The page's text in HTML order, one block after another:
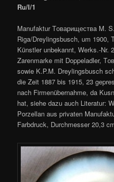
Ru/I/1
Manufaktur Tовариществa M.
Riga/Dreylingsbusch, um 1900,
Künstler unbekannt, Werks.-Nr.
Zarenmarke mit Doppeladler,
sowie K.P.M. Dreylingsbusch
die Zeit 1887 bis 1915, 23
nach Firmenübernahme, da
hat, siehe dazu auch Literatur:
Porzellan aus privaten
Farbdruck, Durchmesser 20,3